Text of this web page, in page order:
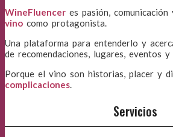
WineFluencer es pasión,
vino como protagonista.
Una plataforma para entenderlo y
de recomendaciones, lugares, eventos
Porque el vino son historias, placer y
complicaciones.
Servicios